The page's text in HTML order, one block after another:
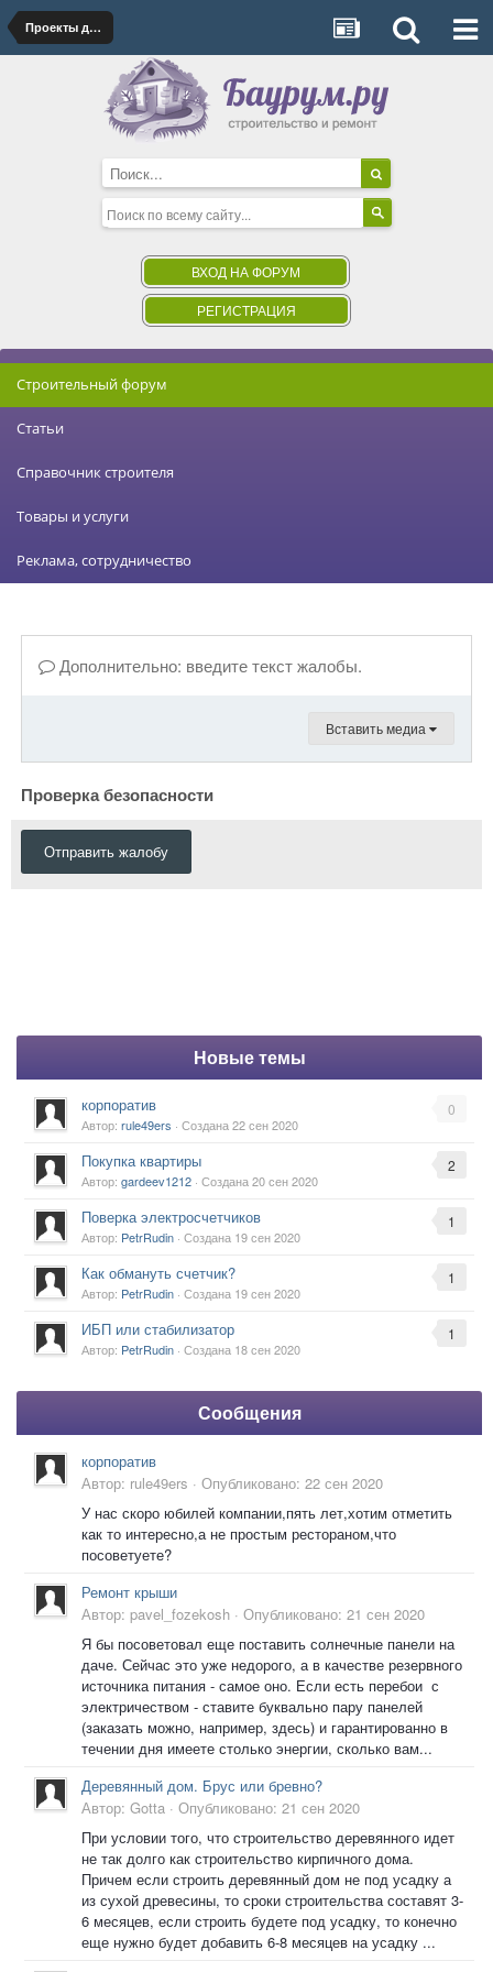
Проекты домов
ВХОД НА ФОРУМ
РЕГИСТРАЦИЯ
Строительный форум
Статьи
Справочник строителя
Товары и услуги
Реклама, сотрудничество
Дополнительно: введите текст жалобы.
Вставить медиа
Проверка безопасности
Отправить жалобу
Новые темы
0
корпоратив
Автор: rule49ers · Создана22 сен 2020
2
Покупка квартиры
Автор: gardeev1212 · Создана20 сен 2020
1
Поверка электросчетчиков
Автор: PetrRudin · Создана 19 сен 2020
1
Как обмануть счетчик?
Автор: PetrRudin · Создана 19 сен 2020
1
ИБП или стабилизатор
Автор: PetrRudin · Создана 18 сен 2020
Сообщения
корпоратив
Автор: rule49ers · Опубликовано: 22 сен 2020
У нас скоро юбилей компании,пять лет,хотим отметить
как то интересно,а не простым рестораном,что
посоветуете?
Ремонт крыши
Автор: pavel_fozekosh · Опубликовано: 21 сен 2020
Я бы посоветовал еще поставить солнечные панели на
даче. Сейчас это уже недорого, а в качестве резервного
источника питания - самое оно. Если есть перебои с
электричеством - ставите буквально пару панелей
(заказать можно, например, здесь) и гарантированно в
течении дня имеете столько энергии, сколько вам...
Деревянный дом. Брус или бревно?
Автор: Gotta · Опубликовано: 21 сен 2020
При условии того, что строительство деревянного идет
не так долго как строительство кирпичного дома.
Причем если строить деревянный дом не под усадку а
из сухой древесины, то сроки строительства составят 3-
6 месяцев, если строить будете под усадку, то конечно
еще нужно будет добавить 6-8 месяцев на усадку ...